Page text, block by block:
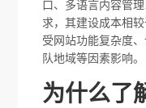
口、多语言内容管
求，其建设成本相
受网站功能复杂度
队地域等因素影响。
为什么了